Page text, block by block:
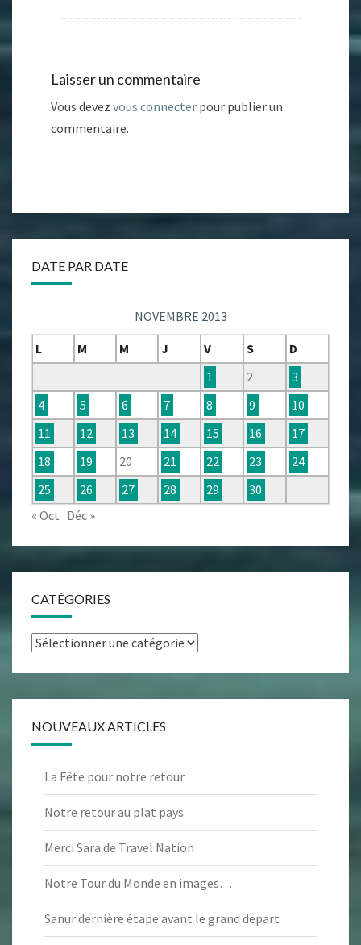
Laisser un commentaire
Vous devez vous connecter pour publier un
commentaire.
DATE PAR DATE
NOVEMBRE 2013
L
M M J V S
D
1
2
3
4
5 6 7 8 9
10
11
12 13 14 15 16
17
18
19 20 21 22 23
24
25
26 27 28 29
30
« Oct Déc »
CATÉGORIES
Catégories
NOUVEAUX ARTICLES
La Fête pour notre retour
Notre retour au plat pays
Merci Sara de Travel Nation
Notre Tour du Monde en images…
Sanur dernière étape avant le grand depart